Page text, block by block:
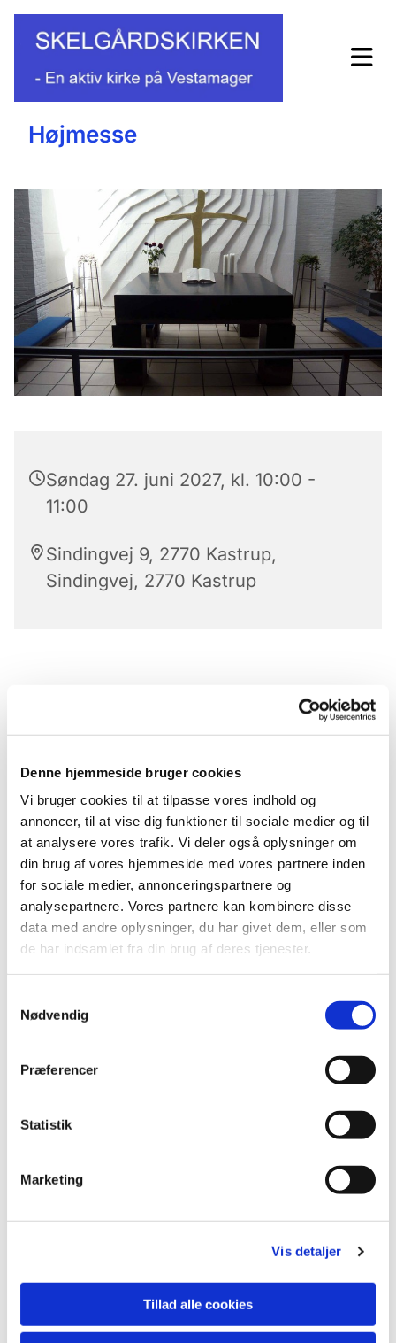
Denne hjemmeside bruger cookies
Vi bruger cookies til at tilpasse vores indhold og
annoncer, til at vise dig funktioner til sociale medier og til
at analysere vores trafik. Vi deler også oplysninger om
din brug af vores hjemmeside med vores partnere inden
for sociale medier, annonceringspartnere og
analysepartnere. Vores partnere kan kombinere disse
data med andre oplysninger, du har givet dem, eller som
de har indsamlet fra din brug af deres tjenester.
Nødvendig
Præferencer
Statistik
Marketing
Vis detaljer
Tillad alle cookies
Højmesse
Søndag 27. juni 2027, kl. 10:00 -
11:00
Sindingvej 9, 2770 Kastrup,
Sindingvej, 2770 Kastrup
Du vil måske også kunne